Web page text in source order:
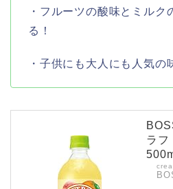
・フルーツの酸味とミルク
る！
・子供にも大人にも人気の
ラフ